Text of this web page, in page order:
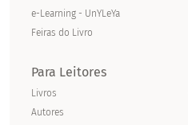
e-Learning - UnYLeYa
Feiras do Livro
Para Leitores
Livros
Autores